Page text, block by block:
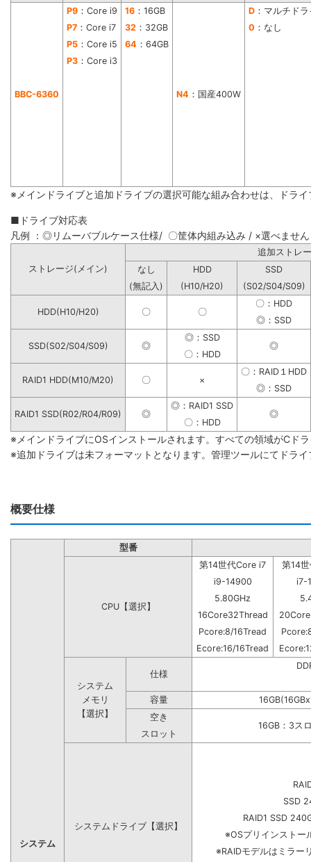
BBC-6360
P9 ：Core i9 16 ：16GB
N4 ：国産400W
D ：マルチド
P7 ：Core i7 32 ：32GB 0 ：なし
P5 ：Core i5 64 ：64GB
P3 ：Core i3
※メインドライブと追加ドライブの選択可能な組み合わせは、ドラ
■ドライブ対応表
凡例 ：◎リムーバブルケース仕様/ 〇筐体内組み込み / ×選べません
追加ストレ
ストレージ(メイン)
なし HDD
SSD
(無記入)
(H10/H20) (S02/S04/S09)
HDD(H10/H20) 〇 〇
〇：HDD
◎：SSD
SSD(S02/S04/S09) ◎
◎：SSD
◎
〇：HDD
RAID1 HDD(M10/M20) 〇 ×
〇：RAID１HDD
◎：SSD
RAID1 SSD(R02/R04/R09) ◎
◎：RAID1 SSD
◎
〇：HDD
※メインドライブにOSインストールされます。すべての領域がCド
※追加ドライブは未フォーマットとなります。管理ツールにてドラ
概要仕様
システム
型番
CPU【選択】
第14世代Core i7
第14
i9-14900
i7-
5.80GHz
16Core32Thread
Pcore:8/16Tread
Ecore:16/16Tread
システム
メモリ
【選択】
仕様
容量
空き
16GB：3ス
スロット
システムドライブ【選択】
SSD
RAID1 SSD
※OSプリインストー
※RAIDモデルはミラー